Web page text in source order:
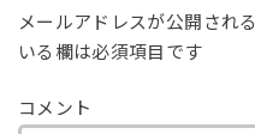
メールアドレスが公開され
いる欄は必須項目です
コメント